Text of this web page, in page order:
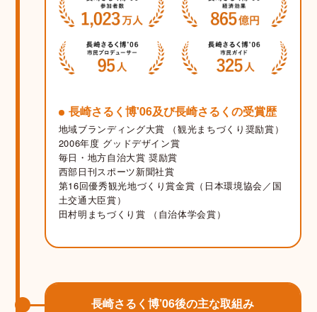
長崎さるく博'06及び長崎さるくの受賞歴
地域ブランディング大賞 （観光まちづくり奨励賞）
2006年度 グッドデザイン賞
毎日・地方自治大賞 奨励賞
西部日刊スポーツ新聞社賞
第16回優秀観光地づくり賞金賞（日本環境協会／国
土交通大臣賞）
田村明まちづくり賞 （自治体学会賞）
長崎さるく博’06後の主な取組み